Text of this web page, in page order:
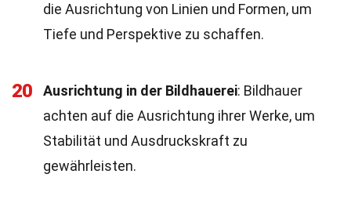
die Ausrichtung von Linien und Formen, um
Tiefe und Perspektive zu schaffen.
20 Ausrichtung in der Bildhauerei: Bildhauer
achten auf die Ausrichtung ihrer Werke, um
Stabilität und Ausdruckskraft zu
gewährleisten.